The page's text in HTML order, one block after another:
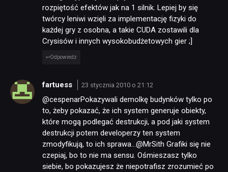
rozpiętość efektów jak na 1 silnik. Lepiej by się
twórcy leniwi wzięli za implementację fizyki do
każdej gry z osobna, a takie CUDA zostawili dla
Crysisów i innych wysokobudżetowych gier ;]
Odpowiedz
fartuess 23 stycznia 2010 o 21:12
@cespenarPokazywali demolkę budynków tylko po
to, żeby pokazać, że ich system generuje obiekty,
które mogą podlegać destrukcji, a pod jaki system
destrukcji potem developerzy ten system
zmodyfikują, to ich sprawa…@MrSith Grafiki się nie
czepiaj, bo to nie ma sensu. Ośmieszasz tylko
siebie, bo pokazujesz że niepotrafisz zrozumieć po